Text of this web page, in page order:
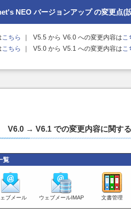
NEO バージョンアップ の変更点(
こちら ｜ V5.5 から V6.0 への変更内容はこ
こちら ｜ V5.0 から V5.1 への変更内容はこ
V6.0 → V6.1 での変更内容に関す
覧
ブメール ウェブメールIMAP 文書管理